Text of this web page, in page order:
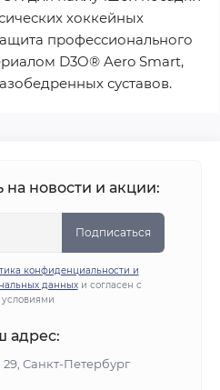
хоккейных
профессионального
D3O® Aero Smart,
суставов.
новости и акции:
Подписаться
конфиденциальности и
данныхи согласен с
условиями
адрес:
Санкт-Петербург